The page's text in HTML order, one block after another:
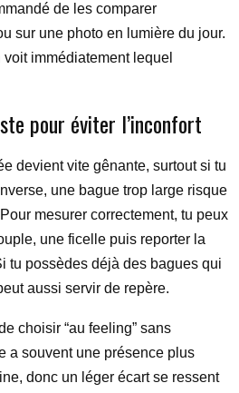
de les comparer
sur une photo en lumière du jour.
voit immédiatement lequel
pour éviter l’inconfort
devient vite gênante, surtout si tu
une bague trop large risque
mesurer correctement, tu peux
une ficelle puis reporter la
tu possèdes déjà des bagues qui
aussi servir de repère.
choisir “au feeling” sans
a souvent une présence plus
donc un léger écart se ressent